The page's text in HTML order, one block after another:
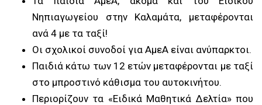
Νηπιαγωγείου στην Καλαμάτα, μεταφέρονται
ανά 4 με τα ταξί!
Οι σχολικοί συνοδοί για ΑμεΑ είναι ανύπαρκτοι.
Παιδιά κάτω των 12 ετών μεταφέρονται με ταξί
στο μπροστινό κάθισμα του αυτοκινήτου.
Περιορίζουν τα «Ειδικά Μαθητικά Δελτία» που